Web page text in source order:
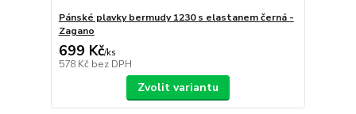
Pánské plavky bermudy 1230 s elastanem černá -
Zagano
699 Kč/ks
578 Kč bez DPH
Zvolit variantu